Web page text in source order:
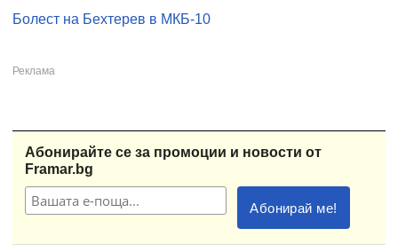
Болест на Бехтерев в МКБ-10
Абонирайте се за промоции и новости от
Framar.bg